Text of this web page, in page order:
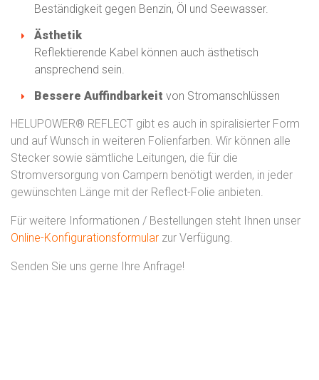
Beständigkeit gegen Benzin, Öl und Seewasser.
Ästhetik
Reflektierende Kabel können auch ästhetisch
ansprechend sein.
Bessere Auffindbarkeit von Stromanschlüssen
HELUPOWER® REFLECT gibt es auch in spiralisierter Form
und auf Wunsch in weiteren Folienfarben. Wir können alle
Stecker sowie sämtliche Leitungen, die für die
Stromversorgung von Campern benötigt werden, in jeder
gewünschten Länge mit der Reflect-Folie anbieten.
Für weitere Informationen / Bestellungen steht Ihnen unser
Online-Konfigurationsformular zur Verfügung.
Senden Sie uns gerne Ihre Anfrage!